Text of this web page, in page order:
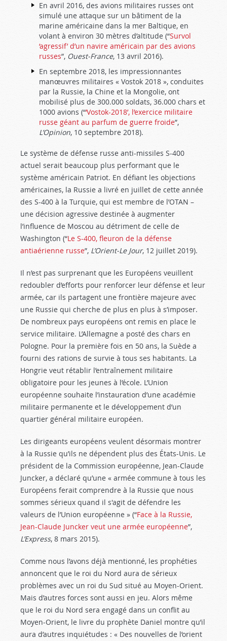
En avril 2016, des avions militaires russes ont
simulé une attaque sur un bâtiment de la
marine américaine dans la mer Baltique, en
volant à environ 30 mètres d’altitude (“Survol
‘agressif’ d’un navire américain par des avions
russes”, Ouest-France, 13 avril 2016).
En septembre 2018, les impressionnantes
manœuvres militaires « Vostok 2018 », conduites
par la Russie, la Chine et la Mongolie, ont
mobilisé plus de 300.000 soldats, 36.000 chars et
1000 avions (“‘Vostok-2018’, l’exercice militaire
russe géant au parfum de guerre froide”,
L’Opinion, 10 septembre 2018).
Le système de défense russe anti-missiles S-400
actuel serait beaucoup plus performant que le
système américain Patriot. En défiant les objections
américaines, la Russie a livré en juillet de cette année
des S-400 à la Turquie, qui est membre de l’OTAN –
une décision agressive destinée à augmenter
l’influence de Moscou au détriment de celle de
Washington (“Le S-400, fleuron de la défense
antiaérienne russe”, L’Orient-Le Jour, 12 juillet 2019).
Il n’est pas surprenant que les Européens veuillent
redoubler d’efforts pour renforcer leur défense et leur
armée, car ils partagent une frontière majeure avec
une Russie qui cherche de plus en plus à s’imposer.
De nombreux pays européens ont remis en place le
service militaire. L’Allemagne a posté des chars en
Pologne. Pour la première fois en 50 ans, la Suède a
fourni des rations de survie à tous ses habitants. La
Hongrie veut rétablir l’entraînement militaire
obligatoire pour les jeunes à l’école. L’Union
européenne souhaite l’instauration d’une académie
militaire permanente et le développement d’un
quartier général militaire européen.
Les dirigeants européens veulent désormais montrer
à la Russie qu’ils ne dépendent plus des États-Unis. Le
président de la Commission européenne, Jean-Claude
Juncker, a déclaré qu’une « armée commune à tous les
Européens ferait comprendre à la Russie que nous
sommes sérieux quand il s'agit de défendre les
valeurs de l’Union européenne » (“Face à la Russie,
Jean-Claude Juncker veut une armée européenne”,
L’Express, 8 mars 2015).
Comme nous l’avons déjà mentionné, les prophéties
annoncent que le roi du Nord aura de sérieux
problèmes avec un roi du Sud situé au Moyen-Orient.
Mais d’autres forces sont aussi en jeu. Alors même
que le roi du Nord sera engagé dans un conflit au
Moyen-Orient, le livre du prophète Daniel montre qu’il
aura d’autres inquiétudes : « Des nouvelles de l’orient